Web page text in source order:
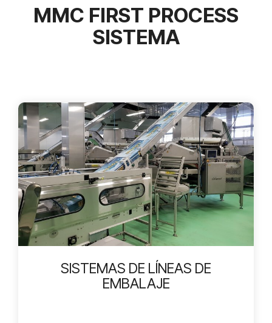
MMC FIRST PROCESS
SISTEMA
SISTEMAS DE LÍNEAS DE
EMBALAJE